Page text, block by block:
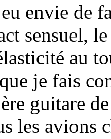
envie de
sensuel,
au
je fais
guitare
les avions